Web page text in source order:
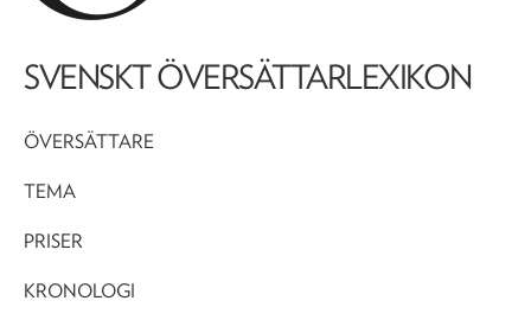
SVENSKT ÖVERSÄTTARLEXIKON
ÖVERSÄTTARE
TEMA
PRISER
KRONOLOGI